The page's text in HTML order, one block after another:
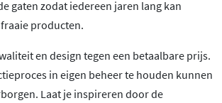
gaten zodat iedereen jaren lang kan
producten.
en design tegen een betaalbare prijs.
in eigen beheer te houden kunnen
Laat je inspireren door de